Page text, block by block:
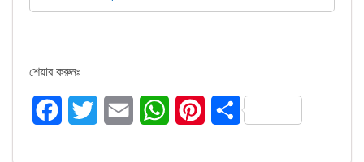
শেয়ার করুনঃ
W
S